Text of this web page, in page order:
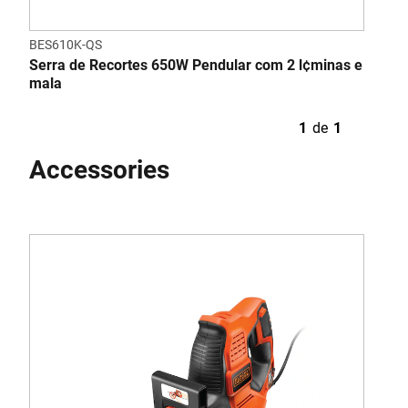
BES610K-QS
Serra de Recortes 650W Pendular com 2 l¢minas e
mala
1 de 1
Accessories